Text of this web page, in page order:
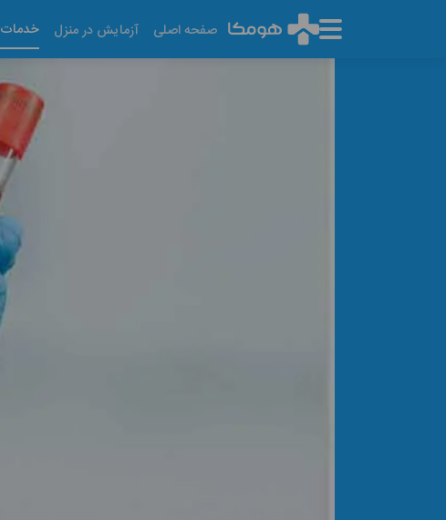
صفحه اصلی آزمایش در منزل خدمات